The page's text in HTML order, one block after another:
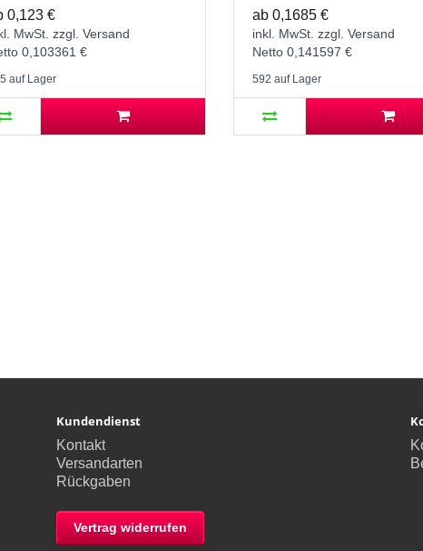
0,123 €
MwSt. zzgl. Versand
0,103361 €
auf Lager
ab 0,1685 €
inkl. MwSt. zzgl. Versand
Netto 0,141597 €
592 auf Lager
Kundendienst
Kontakt
Versandarten
Rückgaben
Vertrag widerrufen